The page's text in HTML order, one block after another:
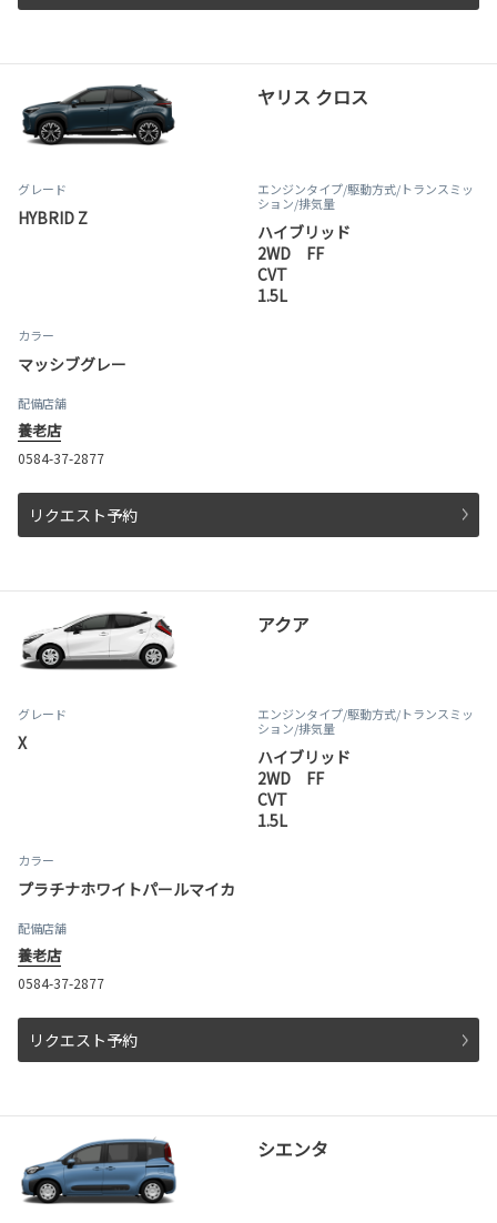
ヤリス クロス
グレード
HYBRID Z
エンジンタイプ/駆動方式/トランスミッ
ション/排気量
ハイブリッド
2WD FF
CVT
1.5L
カラー
マッシブグレー
配備店舗
養老店
0584-37-2877
リクエスト予約
アクア
グレード
X
エンジンタイプ/駆動方式/トランスミッ
ション/排気量
ハイブリッド
2WD FF
CVT
1.5L
カラー
プラチナホワイトパールマイカ
配備店舗
養老店
0584-37-2877
リクエスト予約
シエンタ